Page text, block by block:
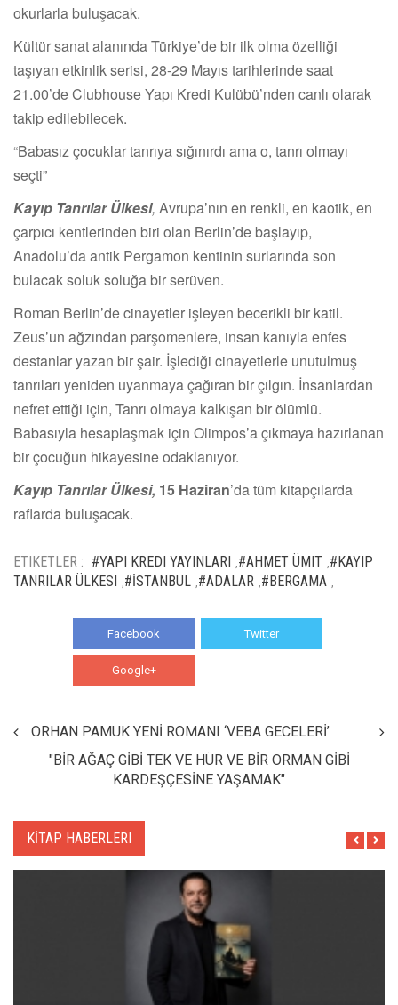
okurlarla buluşacak.
Kültür sanat alanında Türkiye’de bir ilk olma özelliği
taşıyan etkinlik serisi, 28-29 Mayıs tarihlerinde saat
21.00’de Clubhouse Yapı Kredi Kulübü’nden canlı olarak
takip edilebilecek.
“Babasız çocuklar tanrıya sığınırdı ama o, tanrı olmayı
seçti”
Kayıp Tanrılar Ülkesi, Avrupa’nın en renkli, en kaotik, en
çarpıcı kentlerinden biri olan Berlin’de başlayıp,
Anadolu’da antik Pergamon kentinin surlarında son
bulacak soluk soluğa bir serüven.
Roman Berlin’de cinayetler işleyen becerikli bir katil.
Zeus’un ağzından parşomenlere, insan kanıyla enfes
destanlar yazan bir şair. İşlediği cinayetlerle unutulmuş
tanrıları yeniden uyanmaya çağıran bir çılgın. İnsanlardan
nefret ettiği için, Tanrı olmaya kalkışan bir ölümlü.
Babasıyla hesaplaşmak için Olimpos’a çıkmaya hazırlanan
bir çocuğun hikayesine odaklanıyor.
Kayıp Tanrılar Ülkesi, 15 Haziran’da tüm kitapçılarda
raflarda buluşacak.
ETIKETLER : #YAPI KREDI YAYINLARI #AHMET ÜMIT #KAYIP
TANRILAR ÜLKESI #İSTANBUL #ADALAR #BERGAMA
Facebook Twitter
Google+
ORHAN PAMUK YENİ ROMANI ‘VEBA GECELERİ’
"BİR AĞAÇ GİBİ TEK VE HÜR VE BİR ORMAN GİBİ
KARDEŞÇESİNE YAŞAMAK"
KİTAP HABERLERI